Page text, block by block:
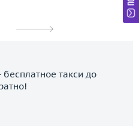
такси до